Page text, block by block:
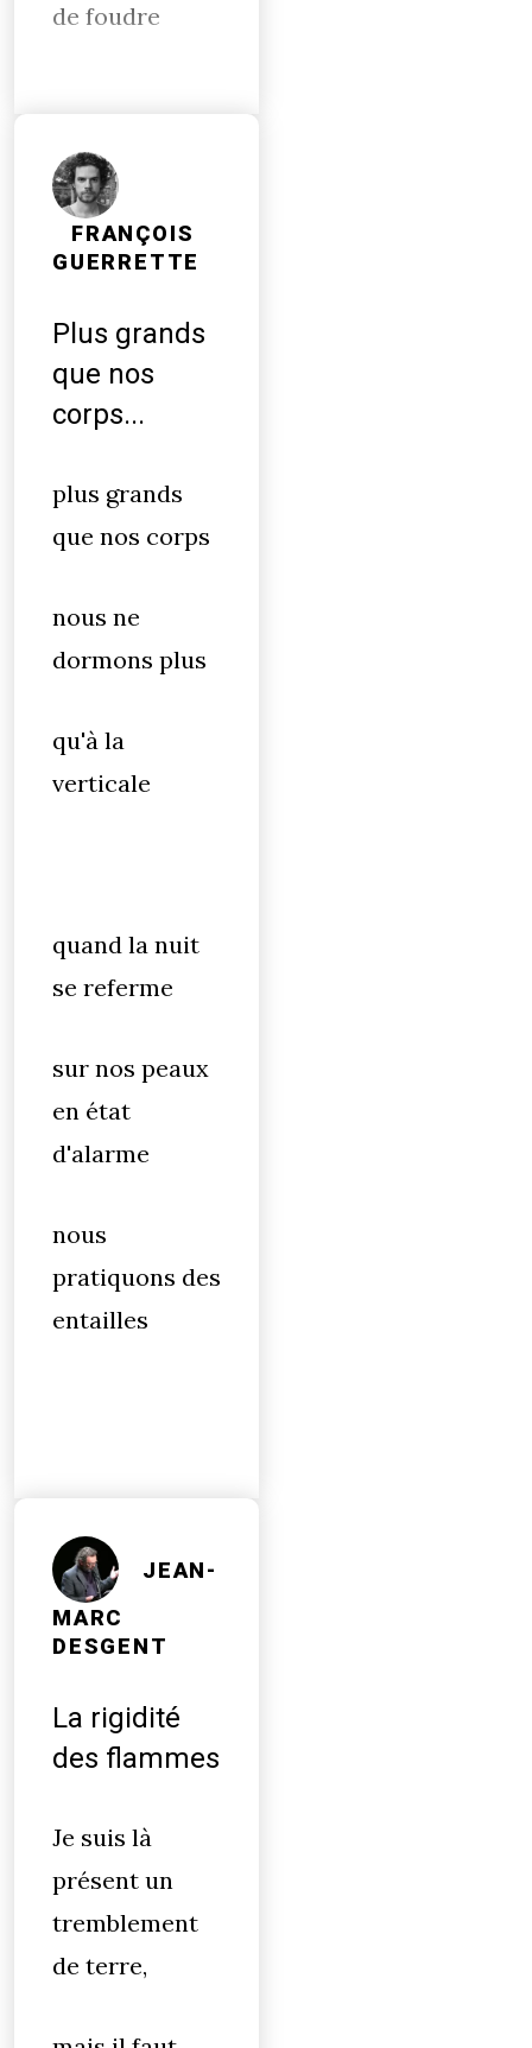
de foudre
FRANÇOIS
GUERRETTE
Plus grands
que nos
corps...
plus grands
que nos corps
nous ne
dormons plus
qu'à la
verticale
quand la nuit
se referme
sur nos peaux
en état
d'alarme
nous
pratiquons des
entailles
JEAN-
MARC
DESGENT
La rigidité
des flammes
Je suis là
présent un
tremblement
de terre,